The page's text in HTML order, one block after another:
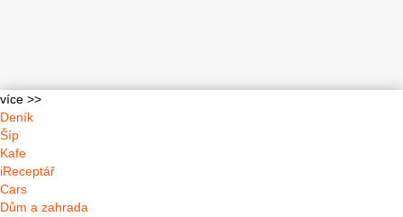
více >>
Deník
Šíp
Kafe
iReceptář
Cars
Dům a zahrada